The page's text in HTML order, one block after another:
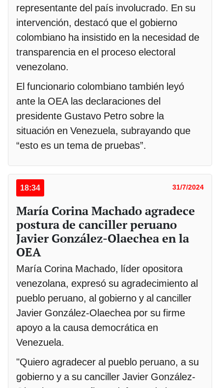
representante del país involucrado. En su
intervención, destacó que el gobierno
colombiano ha insistido en la necesidad de
transparencia en el proceso electoral
venezolano.
El funcionario colombiano también leyó
ante la OEA las declaraciones del
presidente Gustavo Petro sobre la
situación en Venezuela, subrayando que
“esto es un tema de pruebas”.
18:34 31/7/2024
María Corina Machado agradece
postura de canciller peruano
Javier González-Olaechea en la
OEA
María Corina Machado, líder opositora
venezolana, expresó su agradecimiento al
pueblo peruano, al gobierno y al canciller
Javier González-Olaechea por su firme
apoyo a la causa democrática en
Venezuela.
"Quiero agradecer al pueblo peruano, a su
gobierno y a su canciller Javier González-